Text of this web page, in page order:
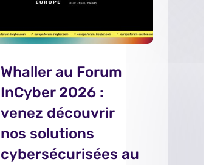
Whaller au Forum
InCyber 2026 :
venez découvrir
nos solutions
cybersécurisées au